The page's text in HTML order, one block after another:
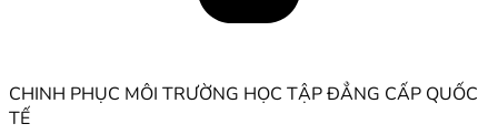
CHINH PHỤC MÔI TRƯỜNG HỌC TẬP ĐẲNG CẤP QUỐC
TẾ